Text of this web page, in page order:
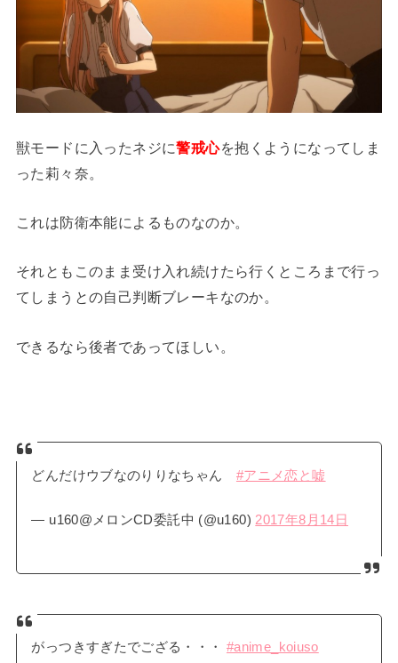
獣モードに入ったネジに警戒心を抱くようになってしま
った莉々奈。
これは防衛本能によるものなのか。
それともこのまま受け入れ続けたら行くところまで行っ
てしまうとの自己判断ブレーキなのか。
できるなら後者であってほしい。
どんだけウブなのりりなちゃん #アニメ恋と嘘
— u160@メロンCD委託中 (@u160) 2017年8月14日
がっつきすぎたでござる・・・ #anime_koiuso